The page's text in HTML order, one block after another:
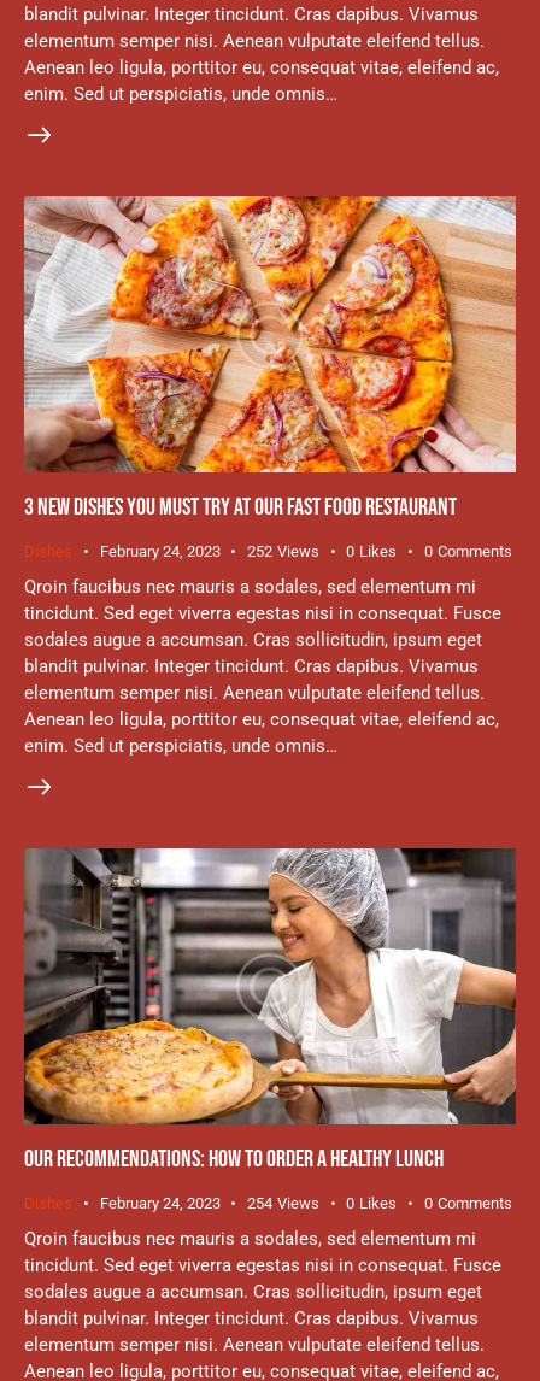
blandit pulvinar. Integer tincidunt. Cras dapibus. Vivamus
elementum semper nisi. Aenean vulputate eleifend tellus.
Aenean leo ligula, porttitor eu, consequat vitae, eleifend ac,
enim. Sed ut perspiciatis, unde omnis…
3 NEW DISHES YOU MUST TRY AT OUR FAST FOOD RESTAURANT
Dishes February 24, 2023 252 Views 0 Likes 0 Comments
Qroin faucibus nec mauris a sodales, sed elementum mi
tincidunt. Sed eget viverra egestas nisi in consequat. Fusce
sodales augue a accumsan. Cras sollicitudin, ipsum eget
blandit pulvinar. Integer tincidunt. Cras dapibus. Vivamus
elementum semper nisi. Aenean vulputate eleifend tellus.
Aenean leo ligula, porttitor eu, consequat vitae, eleifend ac,
enim. Sed ut perspiciatis, unde omnis…
OUR RECOMMENDATIONS: HOW TO ORDER A HEALTHY LUNCH
Dishes February 24, 2023 254 Views 0 Likes 0 Comments
Qroin faucibus nec mauris a sodales, sed elementum mi
tincidunt. Sed eget viverra egestas nisi in consequat. Fusce
sodales augue a accumsan. Cras sollicitudin, ipsum eget
blandit pulvinar. Integer tincidunt. Cras dapibus. Vivamus
elementum semper nisi. Aenean vulputate eleifend tellus.
Aenean leo ligula, porttitor eu, consequat vitae, eleifend ac,